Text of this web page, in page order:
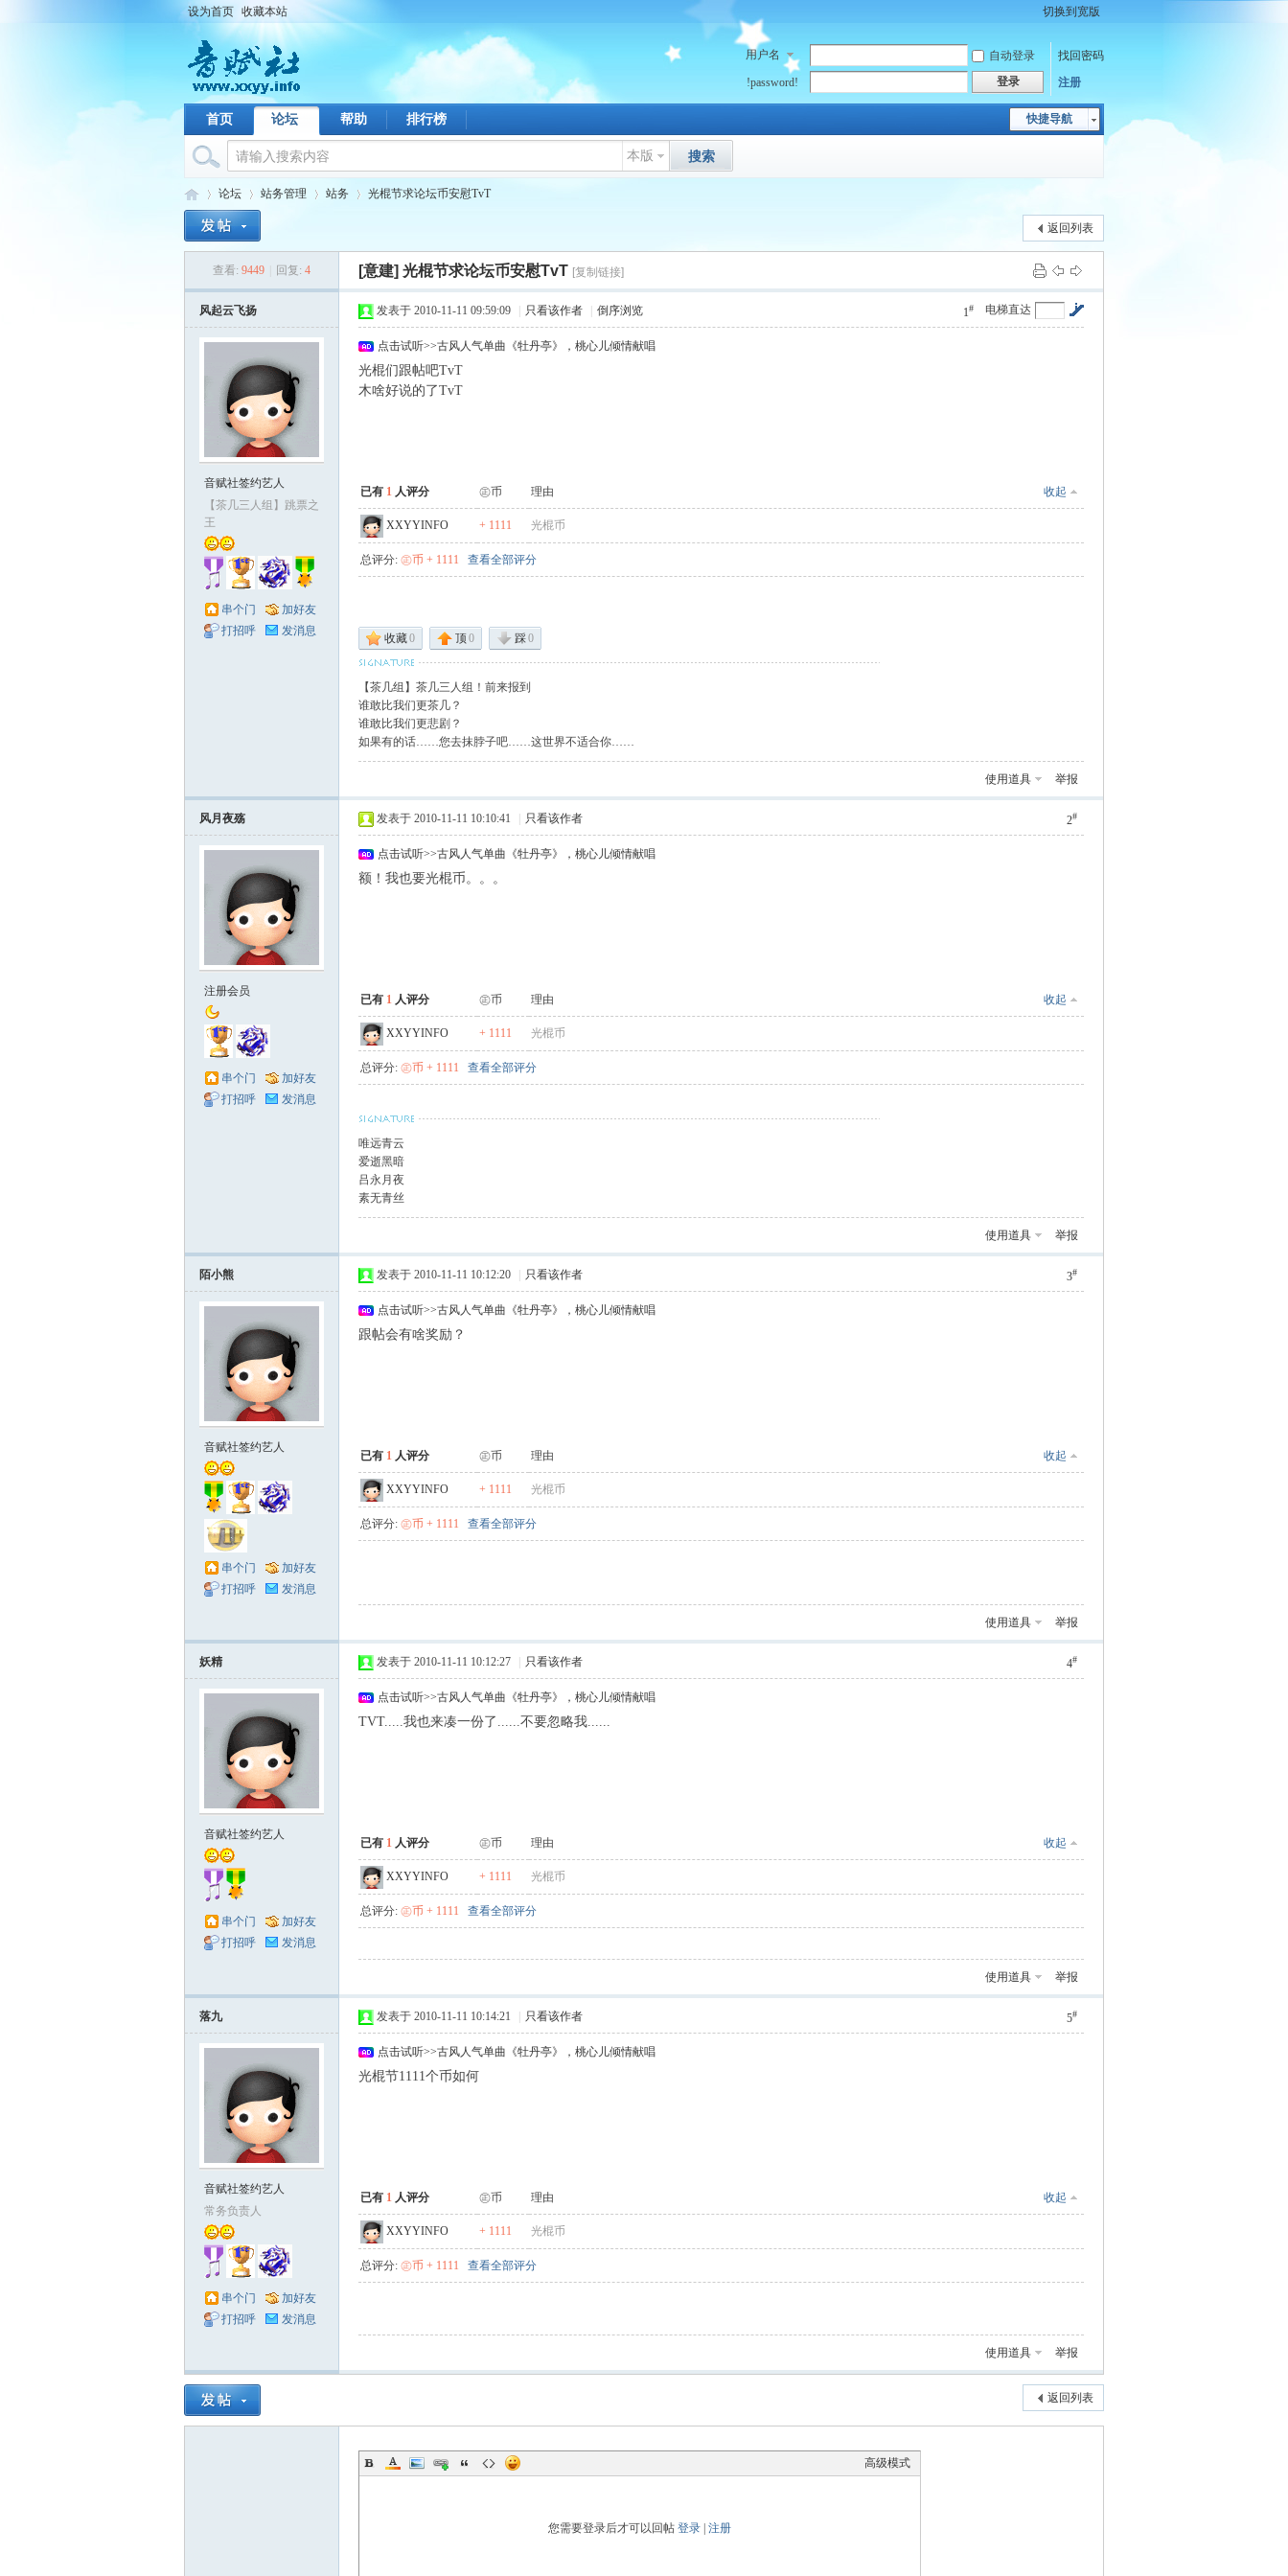
设为首页 收藏本站 切换到宽版
用户名 自动登录
找回密码
!password!
登录 注册
快捷导航
首页 论坛 帮助 排行榜
本版 搜索
论坛
›
站务管理
›
站务 光棍节求论坛币安慰TvT
返回列表
查看: 9449 回复: 4 [意建] 光棍节求论坛币安慰TvT [复制链接]
风起云飞扬
音赋社签约艺人
【茶几三人组】跳票之
王
串个门
加好友
打招呼
发消息
电梯直达
1#
发表于 2010-11-11 09:59:09 只看该作者 倒序浏览
点击试听>>古风人气单曲《牡丹亭》，桃心儿倾情献唱
光棍们跟帖吧TvT
木啥好说的了TvT
已有 1 人评分 ㊣币 收起
理由
XXYYINFO + 1111 光棍币
总评分: ㊣币 + 1111 查看全部评分
收藏0 顶0 踩0
【茶几组】茶几三人组！前来报到
谁敢比我们更茶几？
谁敢比我们更悲剧？
如果有的话……您去抹脖子吧……这世界不适合你……
使用道具 举报
风月夜殇
注册会员
串个门
加好友
打招呼
发消息
2#
发表于 2010-11-11 10:10:41 只看该作者
点击试听>>古风人气单曲《牡丹亭》，桃心儿倾情献唱
额！我也要光棍币。。。
已有 1 人评分 ㊣币 收起
理由
XXYYINFO + 1111 光棍币
总评分: ㊣币 + 1111 查看全部评分
唯远青云
爱逝黑暗
吕永月夜
素无青丝
使用道具 举报
陌小熊
音赋社签约艺人
串个门
加好友
打招呼
发消息
3#
发表于 2010-11-11 10:12:20 只看该作者
点击试听>>古风人气单曲《牡丹亭》，桃心儿倾情献唱
跟帖会有啥奖励？
已有 1 人评分 ㊣币 收起
理由
XXYYINFO + 1111 光棍币
总评分: ㊣币 + 1111 查看全部评分
使用道具 举报
妖精
音赋社签约艺人
串个门
加好友
打招呼
发消息
4#
发表于 2010-11-11 10:12:27 只看该作者
点击试听>>古风人气单曲《牡丹亭》，桃心儿倾情献唱
TVT.....我也来凑一份了......不要忽略我......
已有 1 人评分 ㊣币 收起
理由
XXYYINFO + 1111 光棍币
总评分: ㊣币 + 1111 查看全部评分
使用道具 举报
落九
音赋社签约艺人
常务负责人
串个门
加好友
打招呼
发消息
5#
发表于 2010-11-11 10:14:21 只看该作者
点击试听>>古风人气单曲《牡丹亭》，桃心儿倾情献唱
光棍节1111个币如何
已有 1 人评分 ㊣币 收起
理由
XXYYINFO + 1111 光棍币
总评分: ㊣币 + 1111 查看全部评分
使用道具 举报
返回列表
高级模式
您需要登录后才可以回帖 登录 注册